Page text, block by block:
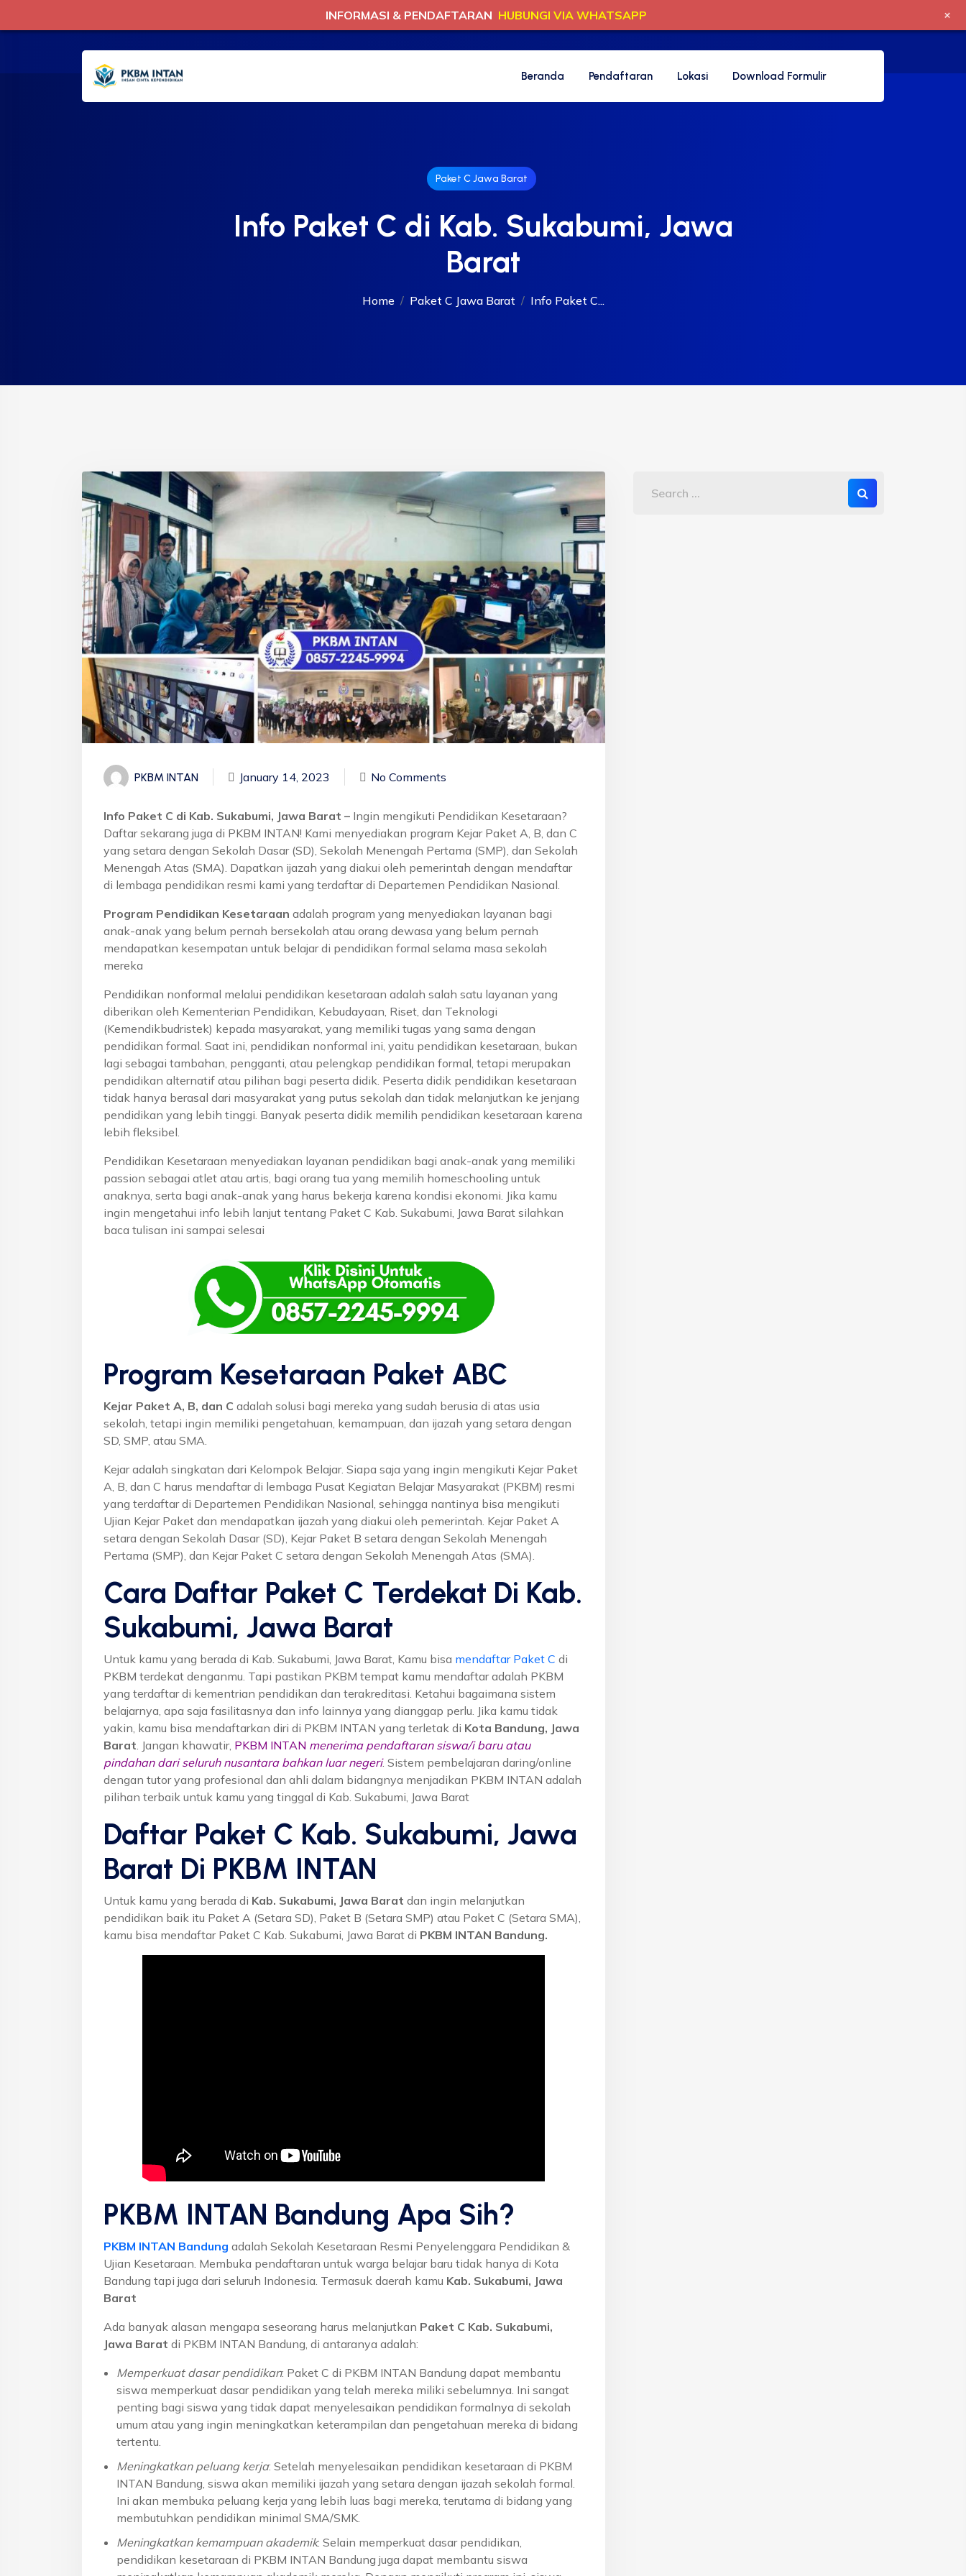
Beranda Pendaftaran Lokasi Download Formulir
Paket C Jawa Barat
Info Paket C di Kab. Sukabumi, Jawa
Barat
Home Paket C Jawa Barat Info Paket C...
PKBM INTAN January 14, 2023 No Comments
Info Paket C di Kab. Sukabumi, Jawa Barat – Ingin mengikuti Pendidikan Kesetaraan?
Daftar sekarang juga di PKBM INTAN! Kami menyediakan program Kejar Paket A, B, dan C
yang setara dengan Sekolah Dasar (SD), Sekolah Menengah Pertama (SMP), dan Sekolah
Menengah Atas (SMA). Dapatkan ijazah yang diakui oleh pemerintah dengan mendaftar
di lembaga pendidikan resmi kami yang terdaftar di Departemen Pendidikan Nasional.
Program Pendidikan Kesetaraan adalah program yang menyediakan layanan bagi
anak-anak yang belum pernah bersekolah atau orang dewasa yang belum pernah
mendapatkan kesempatan untuk belajar di pendidikan formal selama masa sekolah
mereka
Pendidikan nonformal melalui pendidikan kesetaraan adalah salah satu layanan yang
diberikan oleh Kementerian Pendidikan, Kebudayaan, Riset, dan Teknologi
(Kemendikbudristek) kepada masyarakat, yang memiliki tugas yang sama dengan
pendidikan formal. Saat ini, pendidikan nonformal ini, yaitu pendidikan kesetaraan, bukan
lagi sebagai tambahan, pengganti, atau pelengkap pendidikan formal, tetapi merupakan
pendidikan alternatif atau pilihan bagi peserta didik. Peserta didik pendidikan kesetaraan
tidak hanya berasal dari masyarakat yang putus sekolah dan tidak melanjutkan ke jenjang
pendidikan yang lebih tinggi. Banyak peserta didik memilih pendidikan kesetaraan karena
lebih fleksibel.
Pendidikan Kesetaraan menyediakan layanan pendidikan bagi anak-anak yang memiliki
passion sebagai atlet atau artis, bagi orang tua yang memilih homeschooling untuk
anaknya, serta bagi anak-anak yang harus bekerja karena kondisi ekonomi. Jika kamu
ingin mengetahui info lebih lanjut tentang Paket C Kab. Sukabumi, Jawa Barat silahkan
baca tulisan ini sampai selesai
Program Kesetaraan Paket ABC
Kejar Paket A, B, dan C adalah solusi bagi mereka yang sudah berusia di atas usia
sekolah, tetapi ingin memiliki pengetahuan, kemampuan, dan ijazah yang setara dengan
SD, SMP, atau SMA.
Kejar adalah singkatan dari Kelompok Belajar. Siapa saja yang ingin mengikuti Kejar Paket
A, B, dan C harus mendaftar di lembaga Pusat Kegiatan Belajar Masyarakat (PKBM) resmi
yang terdaftar di Departemen Pendidikan Nasional, sehingga nantinya bisa mengikuti
Ujian Kejar Paket dan mendapatkan ijazah yang diakui oleh pemerintah. Kejar Paket A
setara dengan Sekolah Dasar (SD), Kejar Paket B setara dengan Sekolah Menengah
Pertama (SMP), dan Kejar Paket C setara dengan Sekolah Menengah Atas (SMA).
Cara Daftar Paket C Terdekat Di Kab.
Sukabumi, Jawa Barat
Untuk kamu yang berada di Kab. Sukabumi, Jawa Barat, Kamu bisa mendaftar Paket C di
PKBM terdekat denganmu. Tapi pastikan PKBM tempat kamu mendaftar adalah PKBM
yang terdaftar di kementrian pendidikan dan terakreditasi. Ketahui bagaimana sistem
belajarnya, apa saja fasilitasnya dan info lainnya yang dianggap perlu. Jika kamu tidak
yakin, kamu bisa mendaftarkan diri di PKBM INTAN yang terletak di Kota Bandung, Jawa
Barat . Jangan khawatir, PKBM INTAN menerima pendaftaran siswa/i baru atau
pindahan dari seluruh nusantara bahkan luar negeri. Sistem pembelajaran daring/online
dengan tutor yang profesional dan ahli dalam bidangnya menjadikan PKBM INTAN adalah
pilihan terbaik untuk kamu yang tinggal di Kab. Sukabumi, Jawa Barat
Daftar Paket C Kab. Sukabumi, Jawa
Barat Di PKBM INTAN
Untuk kamu yang berada di Kab. Sukabumi, Jawa Barat dan ingin melanjutkan
pendidikan baik itu Paket A (Setara SD), Paket B (Setara SMP) atau Paket C (Setara SMA),
kamu bisa mendaftar Paket C Kab. Sukabumi, Jawa Barat di PKBM INTAN Bandung.
PKBM INTAN Bandung Apa Sih?
PKBM INTAN Bandung adalah Sekolah Kesetaraan Resmi Penyelenggara Pendidikan &
Ujian Kesetaraan. Membuka pendaftaran untuk warga belajar baru tidak hanya di Kota
Bandung tapi juga dari seluruh Indonesia. Termasuk daerah kamu Kab. Sukabumi, Jawa
Barat
Ada banyak alasan mengapa seseorang harus melanjutkan Paket C Kab. Sukabumi,
Jawa Barat di PKBM INTAN Bandung, di antaranya adalah:
Memperkuat dasar pendidikan: Paket C di PKBM INTAN Bandung dapat membantu
siswa memperkuat dasar pendidikan yang telah mereka miliki sebelumnya. Ini sangat
penting bagi siswa yang tidak dapat menyelesaikan pendidikan formalnya di sekolah
umum atau yang ingin meningkatkan keterampilan dan pengetahuan mereka di bidang
tertentu.
Meningkatkan peluang kerja: Setelah menyelesaikan pendidikan kesetaraan di PKBM
INTAN Bandung, siswa akan memiliki ijazah yang setara dengan ijazah sekolah formal.
Ini akan membuka peluang kerja yang lebih luas bagi mereka, terutama di bidang yang
membutuhkan pendidikan minimal SMA/SMK.
Meningkatkan kemampuan akademik: Selain memperkuat dasar pendidikan,
pendidikan kesetaraan di PKBM INTAN Bandung juga dapat membantu siswa
INFORMASI & PENDAFTARAN HUBUNGI VIA WHATSAPP +